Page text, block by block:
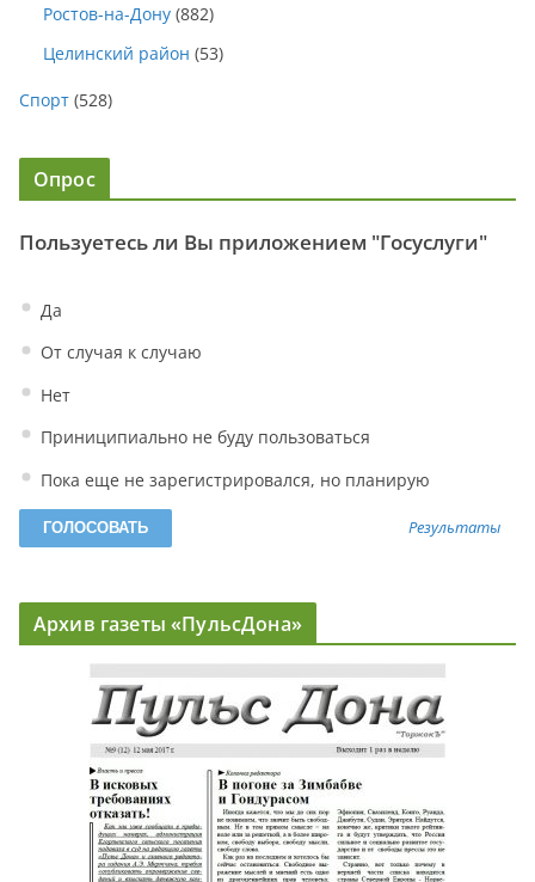
Ростов-на-Дону (882)
Целинский район (53)
Спорт (528)
Опрос
Пользуетесь ли Вы приложением "Госуслуги"
Да
От случая к случаю
Нет
Приниципиально не буду пользоваться
Пока еще не зарегистрировался, но планирую
Результаты
Архив газеты «ПульсДона»